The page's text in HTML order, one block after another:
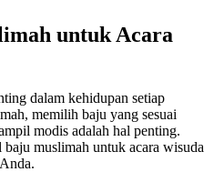
untuk Acara
dalam kehidupan setiap
memilih baju yang sesuai
modis adalah hal penting.
muslimah untuk acara wisuda